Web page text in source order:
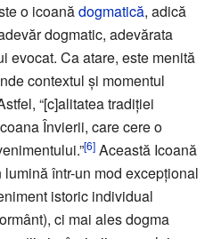
o icoanădogmatică, adică
dogmatic, adevărata
evocat. Ca atare, este menită
contextul și momentul
“[c]alitatea tradiției
Învierii, care cere o
[6] Această Icoană
într-un mod excepțional
istoric individual
ci mai ales dogma